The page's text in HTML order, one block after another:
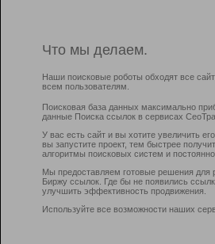
Что мы делаем.
Наши поисковые роботы обходят все
всем пользователям.
Поисковая база данных максимально
данные Поиска ссылок в сервисах
У вас есть сайт и вы хотите увеличить
вы запустите проект, тем быстрее
алгоритмы поисковых систем и
Мы предоставляем готовые решения для
Биржу ссылок. Где бы не появились
улучшить эффективность продвижения.
Используйте все возможности наших